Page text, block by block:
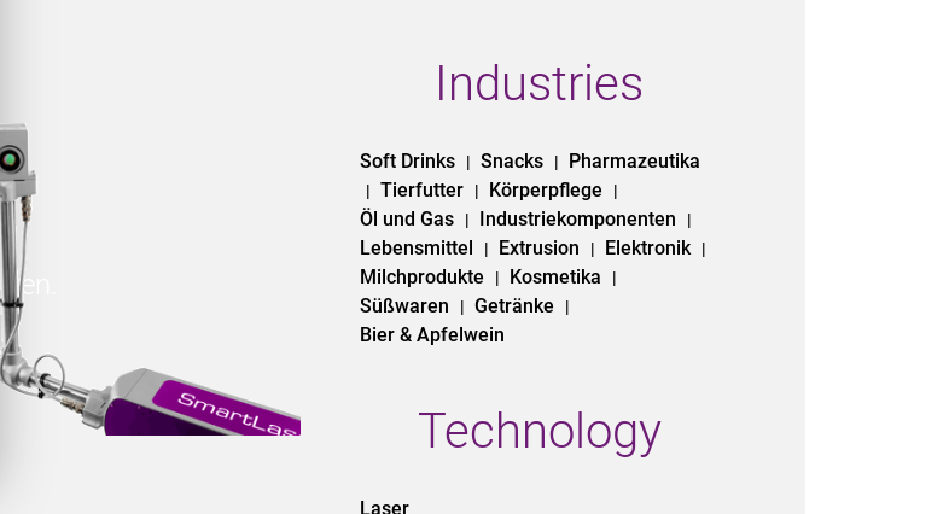
Industries
Soft Drinks | Snacks | Pharmazeutika
| Tierfutter | Körperpflege |
Öl und Gas | Industriekomponenten |
Lebensmittel | Extrusion | Elektronik |
Milchprodukte | Kosmetika |
Süßwaren | Getränke |
Bier & Apfelwein
Technology
Laser